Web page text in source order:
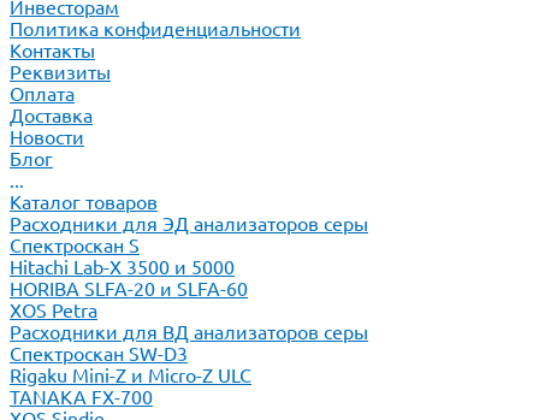
Инвесторам
Политика конфиденциальности
Контакты
Реквизиты
Оплата
Доставка
Новости
Блог
...
Каталог товаров
Расходники для ЭД анализаторов серы
Спектроскан S
Hitachi Lab-X 3500 и 5000
HORIBA SLFA-20 и SLFA-60
XOS Petra
Расходники для ВД анализаторов серы
Спектроскан SW-D3
Rigaku Mini-Z и Micro-Z ULC
TANAKA FX-700